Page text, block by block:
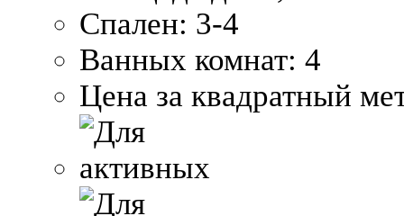
Спален: 3-4
Ванных комнат: 4
Цена за квадратный